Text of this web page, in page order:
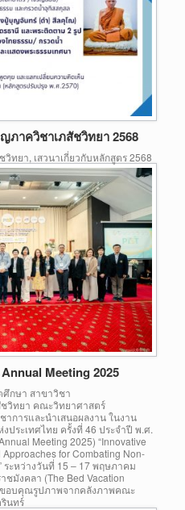
ภาควิชาเภสัชวิทยา 2568
ทยา, เสวนาเกี่ยวกับหลักสูตร 2568
Meeting 2025
กษา สาขาวิชา
วิทยา คณะวิทยาศาสตร์
การและนำเสนอผลงาน ในงาน
ระเทศไทย ครั้งที่ 46 ประจำปี พ.ศ.
Meeting 2025) “Innovative
for Combating Non-
ระหว่างวันที่ 15 – 17 พฤษภาคม
ชมังคลา (The Bed Vacation
ขอบคุณรูปภาพจากคลังภาพคณะ
นทร์